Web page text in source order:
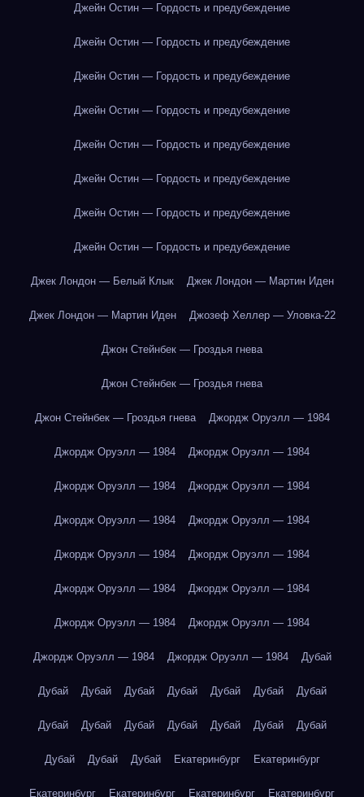
Джейн Остин — Гордость и предубеждение
Джейн Остин — Гордость и предубеждение
Джейн Остин — Гордость и предубеждение
Джейн Остин — Гордость и предубеждение
Джейн Остин — Гордость и предубеждение
Джейн Остин — Гордость и предубеждение
Джейн Остин — Гордость и предубеждение
Джейн Остин — Гордость и предубеждение
Джек Лондон — Белый Клык Джек Лондон — Мартин Иден
Джек Лондон — Мартин Иден Джозеф Хеллер — Уловка-22
Джон Стейнбек — Гроздья гнева
Джон Стейнбек — Гроздья гнева
Джон Стейнбек — Гроздья гнева Джордж Оруэлл — 1984
Джордж Оруэлл — 1984 Джордж Оруэлл — 1984
Джордж Оруэлл — 1984 Джордж Оруэлл — 1984
Джордж Оруэлл — 1984 Джордж Оруэлл — 1984
Джордж Оруэлл — 1984 Джордж Оруэлл — 1984
Джордж Оруэлл — 1984 Джордж Оруэлл — 1984
Джордж Оруэлл — 1984 Джордж Оруэлл — 1984
Джордж Оруэлл — 1984 Джордж Оруэлл — 1984 Дубай
Дубай Дубай Дубай Дубай Дубай Дубай Дубай
Дубай Дубай Дубай Дубай Дубай Дубай Дубай
Дубай Дубай Дубай Екатеринбург Екатеринбург
Екатеринбург Екатеринбург Екатеринбург Екатеринбург